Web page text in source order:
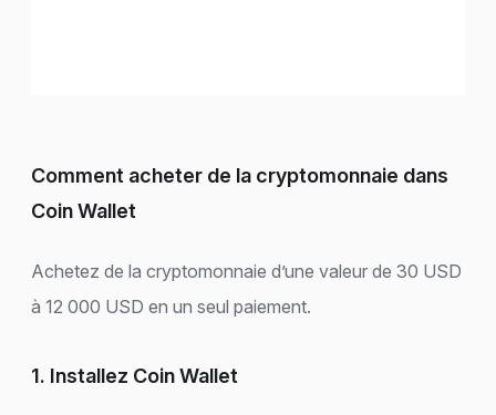
Comment acheter de la cryptomonnaie dans
Coin Wallet
Achetez de la cryptomonnaie d’une valeur de 30 USD
à 12 000 USD en un seul paiement.
1. Installez Coin Wallet